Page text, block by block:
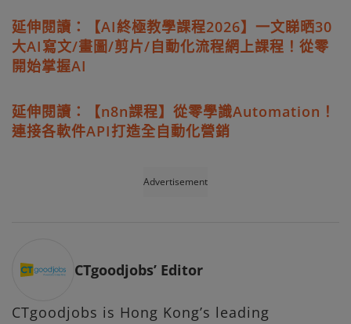
延伸閱讀：【AI終極教學課程2026】一文睇晒30
大AI寫文/畫圖/剪片/自動化流程網上課程！從零
開始掌握AI
延伸閱讀：【n8n課程】從零學識Automation！
連接各軟件API打造全自動化營銷
Advertisement
CTgoodjobs’ Editor
CTgoodjobs is Hong Kong’s leading